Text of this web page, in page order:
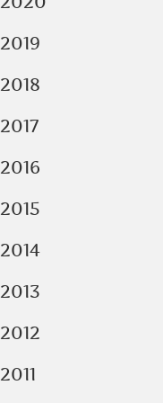
2019
2018
2017
2016
2015
2014
2013
2012
2011